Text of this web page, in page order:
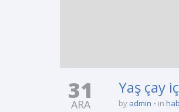
31
ARA
Yaş çay
by admin in